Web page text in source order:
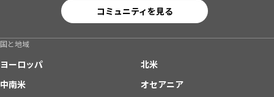
コミュニティを見る
国と地域
ヨーロッパ
北米
中南米
オセアニア